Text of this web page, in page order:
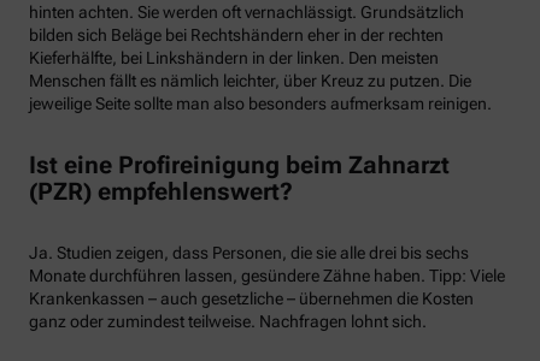
hinten achten. Sie werden oft vernachlässigt. Grundsätzlich
bilden sich Beläge bei Rechtshändern eher in der rechten
Kieferhälfte, bei Linkshändern in der linken. Den meisten
Menschen fällt es nämlich leichter, über Kreuz zu putzen. Die
jeweilige Seite sollte man also besonders aufmerksam reinigen.
Ist eine Profireinigung beim Zahnarzt
(PZR) empfehlenswert?
Ja. Studien zeigen, dass Personen, die sie alle drei bis sechs
Monate durchführen lassen, gesündere Zähne haben. Tipp: Viele
Krankenkassen – auch gesetzliche – übernehmen die Kosten
ganz oder zumindest teilweise. Nachfragen lohnt sich.